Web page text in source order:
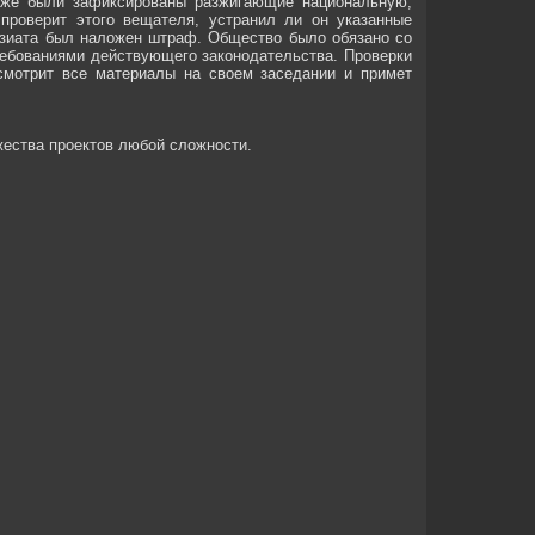
этого вещателя, устранил ли он указанные
был наложен штраф. Общество было обязано со
действующего законодательства. Проверки
все материалы на своем заседании и примет
проектов любой сложности.